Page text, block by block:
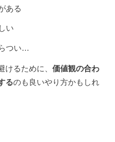
ある
い
つい…
けるために、価値観の合わ
るのも良いやり方かもしれ